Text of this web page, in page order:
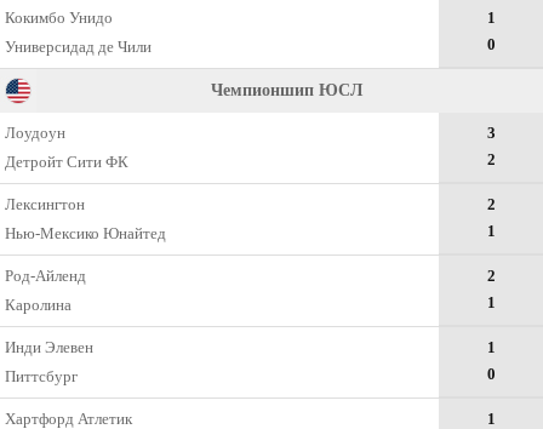
Кокимбо Унидо
Универсидад де Чили
1
0
Чемпионшип ЮСЛ
Лоудоун
Детройт Сити ФК
3
2
Лексингтон
Нью-Мексико Юнайтед
2
1
Род-Айленд
Каролина
2
1
Инди Элевен
Питтсбург
1
0
Хартфорд Атлетик
1